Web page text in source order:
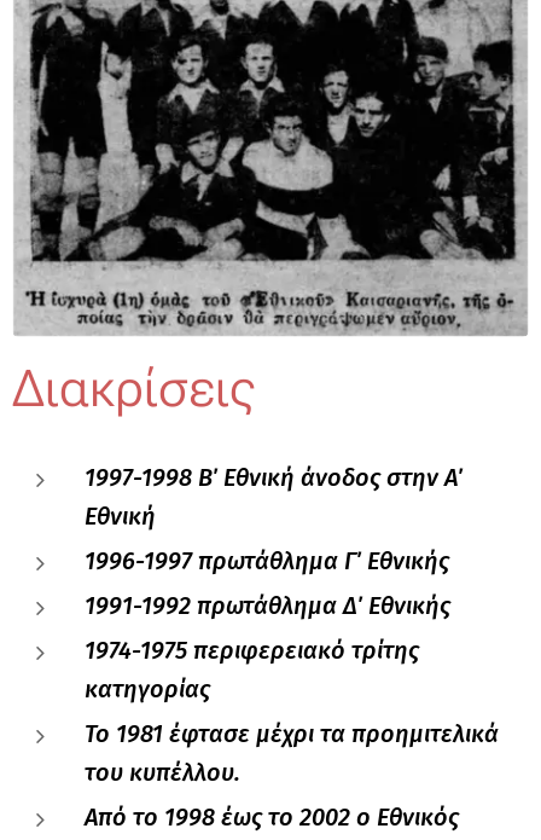
Διακρίσεις
1997-1998 Β΄ Εθνική άνοδος στην Α΄
Εθνική
1996-1997 πρωτάθλημα Γ΄ Εθνικής
1991-1992 πρωτάθλημα Δ΄ Εθνικής
1974-1975 περιφερειακό τρίτης
κατηγορίας
Το 1981 έφτασε μέχρι τα προημιτελικά
του κυπέλλου.
Από το 1998 έως το 2002 ο Εθνικός